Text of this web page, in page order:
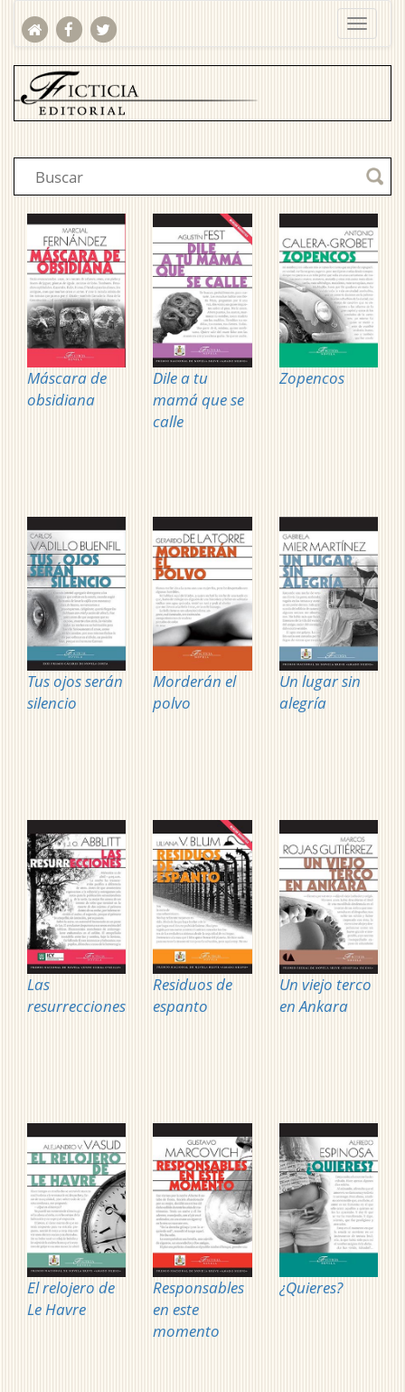
Máscara de
obsidiana
Dile a tu
mamá que se
calle
Zopencos
Tus ojos serán
silencio
Morderán el
polvo
Un lugar sin
alegría
Las
resurrecciones
Residuos de
espanto
Un viejo terco
en Ankara
El relojero de
Le Havre
Responsables
en este
momento
¿Quieres?